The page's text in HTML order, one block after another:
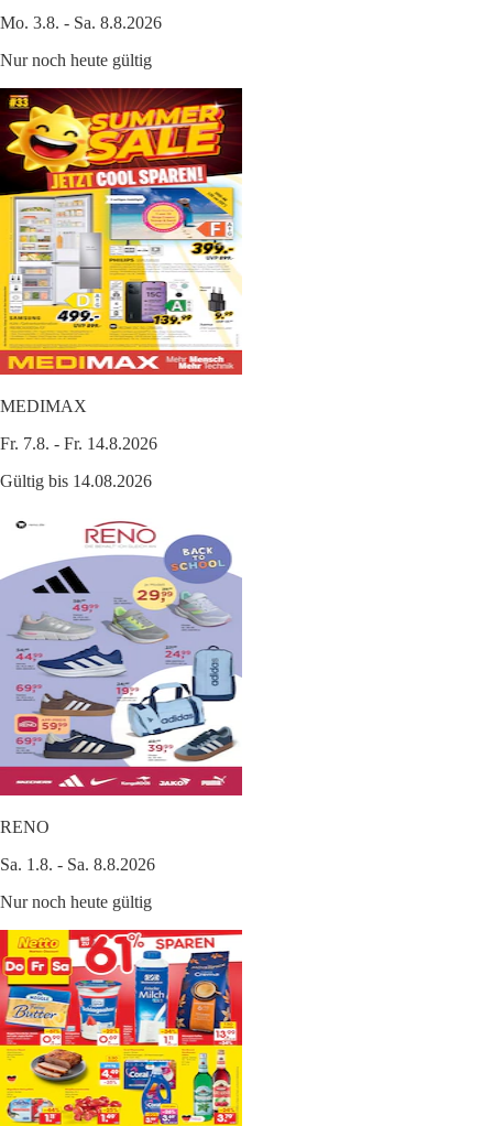
Mo. 3.8. - Sa. 8.8.2026
Nur noch heute gültig
MEDIMAX
Fr. 7.8. - Fr. 14.8.2026
Gültig bis 14.08.2026
RENO
Sa. 1.8. - Sa. 8.8.2026
Nur noch heute gültig